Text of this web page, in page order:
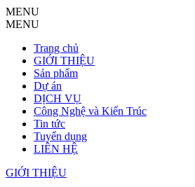
MENU
MENU
Trang chủ
GIỚI THIỆU
Sản phẩm
Dự án
DỊCH VỤ
Công Nghệ và Kiến Trúc
Tin tức
Tuyển dụng
LIÊN HỆ
GIỚI THIỆU